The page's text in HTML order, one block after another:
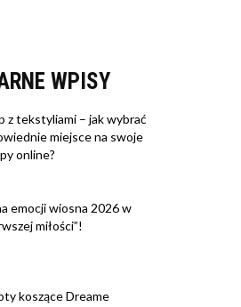
WPISY
z tekstyliami – jak wybrać
miejsce na swoje
online?
emocji wiosna 2026 w
miłości”!
koszące Dreame